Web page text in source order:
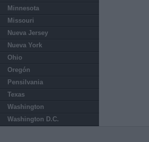
Minnesota
Missouri
Nueva Jersey
Nueva York
Ohio
Oregón
Pensilvania
Texas
Washington
Washington D.C.